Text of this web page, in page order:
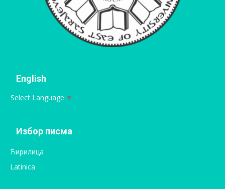
English
Select Language ▼
Избор писма
Ћирилица
Latinica